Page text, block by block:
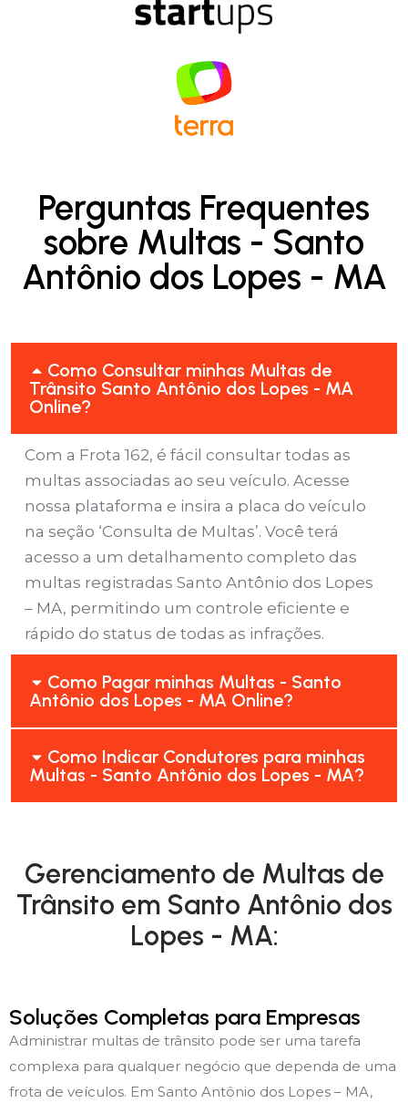
Perguntas Frequentes
sobre Multas - Santo
Antônio dos Lopes - MA
Como Consultar minhas Multas de
Trânsito Santo Antônio dos Lopes - MA
Online?
Com a Frota 162, é fácil consultar todas as
multas associadas ao seu veículo. Acesse
nossa plataforma e insira a placa do veículo
na seção ‘Consulta de Multas’. Você terá
acesso a um detalhamento completo das
multas registradas Santo Antônio dos Lopes
– MA, permitindo um controle eficiente e
rápido do status de todas as infrações.
Como Pagar minhas Multas - Santo
Antônio dos Lopes - MA Online?
Como Indicar Condutores para minhas
Multas - Santo Antônio dos Lopes - MA?
Gerenciamento de Multas de
Trânsito em Santo Antônio dos
Lopes - MA:
Soluções Completas para Empresas
Administrar multas de trânsito pode ser uma tarefa
complexa para qualquer negócio que dependa de uma
frota de veículos. Em Santo Antônio dos Lopes – MA,